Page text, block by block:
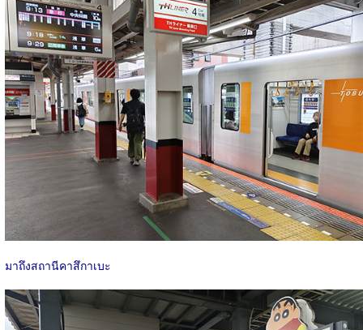
มาถึงสถานีคาสึกาเบะ